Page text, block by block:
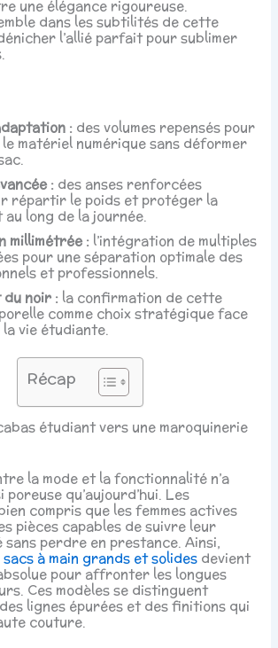
une élégance rigoureuse.
dans les subtilités de cette
l’allié parfait pour sublimer
: des volumes repensés pour
matériel numérique sans déformer
: des anses renforcées
répartir le poids et protéger la
long de la journée.
millimétrée : l’intégration de multiples
pour une séparation optimale des
et professionnels.
du noir : la confirmation de cette
comme choix stratégique face
la vie étudiante.
Récap
étudiant vers une maroquinerie
la mode et la fonctionnalité n’a
poreuse qu’aujourd’hui. Les
compris que les femmes actives
pièces capables de suivre leur
perdre en prestance. Ainsi,
sacs à main grands et solides devient
pour affronter les longues
Ces modèles se distinguent
lignes épurées et des finitions qui
couture.